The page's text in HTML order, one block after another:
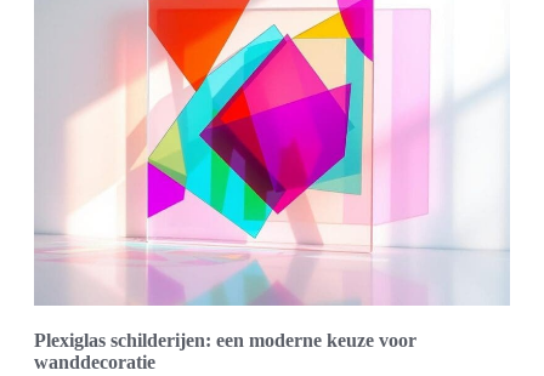
Plexiglas schilderijen: een moderne keuze voor
wanddecoratie